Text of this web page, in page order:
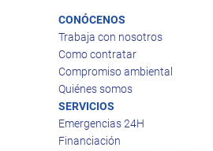
CONÓCENOS
Trabaja con nosotros
Como contratar
Compromiso ambiental
Quiénes somos
SERVICIOS
Emergencias 24H
Financiación